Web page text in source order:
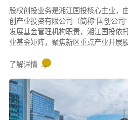
股权创投业务是湘江国投核心主业，
创产业投资有限公司（简称“国创公司
发展基金管理机构职责，湘江国投依
业基金矩阵，聚焦新区重点产业开展
创企业与上市主体，助力区域产业集
了解详情